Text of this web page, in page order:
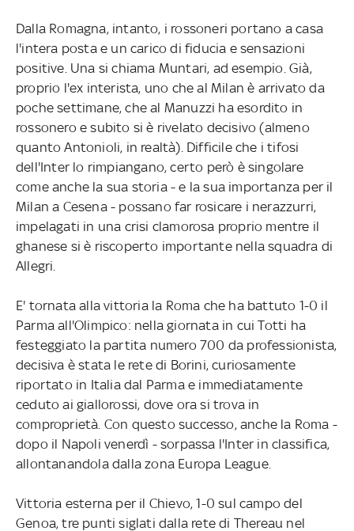
Dalla Romagna, intanto, i rossoneri portano a casa
l'intera posta e un carico di fiducia e sensazioni
positive. Una si chiama Muntari, ad esempio. Già,
proprio l'ex interista, uno che al Milan è arrivato da
poche settimane, che al Manuzzi ha esordito in
rossonero e subito si è rivelato decisivo (almeno
quanto Antonioli, in realtà). Difficile che i tifosi
dell'Inter lo rimpiangano, certo però è singolare
come anche la sua storia - e la sua importanza per il
Milan a Cesena - possano far rosicare i nerazzurri,
impelagati in una crisi clamorosa proprio mentre il
ghanese si è riscoperto importante nella squadra di
Allegri.
E' tornata alla vittoria la Roma che ha battuto 1-0 il
Parma all'Olimpico: nella giornata in cui Totti ha
festeggiato la partita numero 700 da professionista,
decisiva è stata le rete di Borini, curiosamente
riportato in Italia dal Parma e immediatamente
ceduto ai giallorossi, dove ora si trova in
comproprietà. Con questo successo, anche la Roma -
dopo il Napoli venerdì - sorpassa l'Inter in classifica,
allontanandola dalla zona Europa League.
Vittoria esterna per il Chievo, 1-0 sul campo del
Genoa, tre punti siglati dalla rete di Thereau nel